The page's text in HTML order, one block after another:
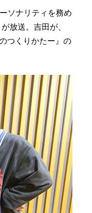
ソナリティを務め
放送。吉田が、
つくりかたー』の